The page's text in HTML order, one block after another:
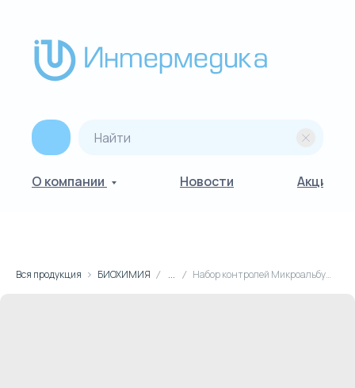
О компании Новости Акции
Вся продукция БИОХИМИЯ ... Набор контролей Микроальбумина